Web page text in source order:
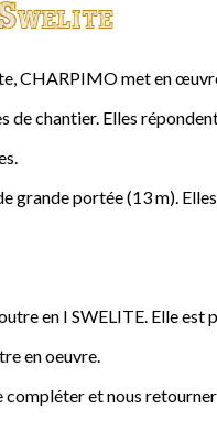
CHARPIMO met en
chantier. Elles
portée (13 m).
en I SWELITE. Elle
en oeuvre.
compléter et nous